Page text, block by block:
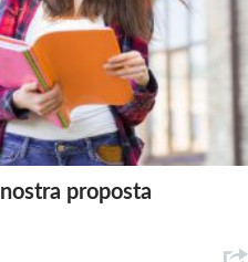
proposta